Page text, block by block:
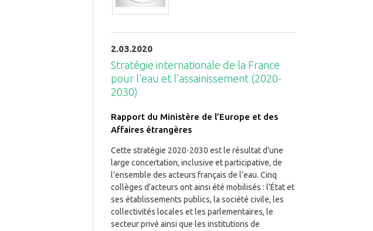
2.03.2020
Stratégie internationale de la France
pour l’eau et l’assainissement (2020-
2030)
Rapport du Ministère de l’Europe et des
Affaires étrangères
Cette stratégie 2020-2030 est le résultat d’une
large concertation, inclusive et participative, de
l’ensemble des acteurs français de l’eau. Cinq
collèges d’acteurs ont ainsi été mobilisés : l’État et
ses établissements publics, la société civile, les
collectivités locales et les parlementaires, le
secteur privé ainsi que les institutions de